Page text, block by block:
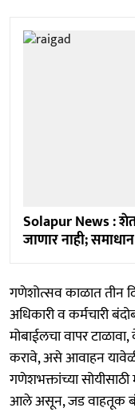
Solapur News :
जाणार नाही;
गणेशोत्सव काळात तीन
अधिकारी व कर्मचारी
मोबाईलचा वापर
करावे, असे आवाहन
गणेशभक्तांच्या सोयीसाठी
आले असून, जड वाहतूक